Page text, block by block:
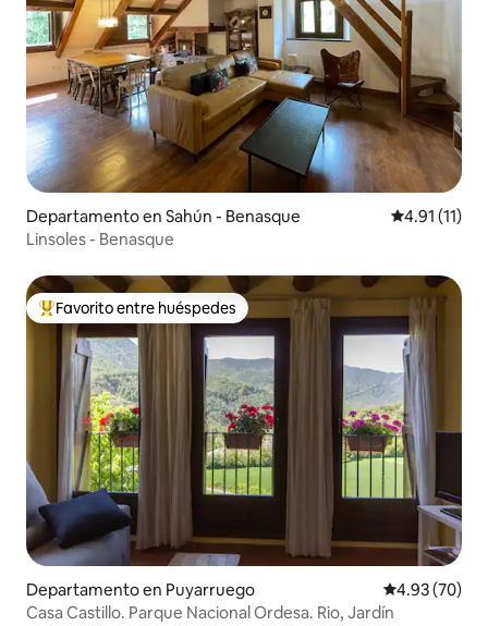
Departamento en Sahún - Benasque Calificación
4.91 (11)
Linsoles - Benasque
De los mejores en Favorito entre huéspedes
Favorito entre huéspedes
Departamento en Puyarruego Calificación
4.93 (70)
Casa Castillo. Parque Nacional Ordesa. Rio, Jardín